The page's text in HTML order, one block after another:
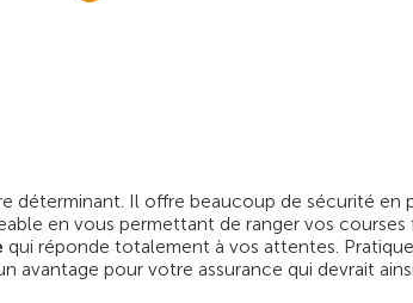
déterminant. Il offre beaucoup de sécurité en
en vous permettant de ranger vos
qui réponde totalement à vos attentes.
avantage pour votre assurance qui devrait